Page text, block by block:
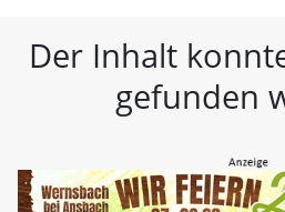
Der Inhalt
gefunden